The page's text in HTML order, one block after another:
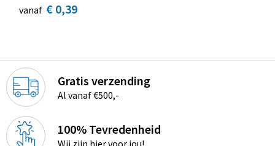
vanaf € 0,39
Gratis verzending
Al vanaf €500,-
100% Tevredenheid
Wij zijn hier voor jou!